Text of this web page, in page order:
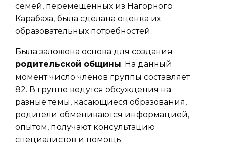
семей, перемещенных из Нагорного
Карабаха, была сделана оценка их
образовательных потребностей.
Была заложена основа для создания
родительской общины. На данный
момент число членов группы составляет
82. В группе ведутся обсуждения на
разные темы, касающиеся образования,
родители обмениваются информацией,
опытом, получают консультацию
специалистов и помощь.